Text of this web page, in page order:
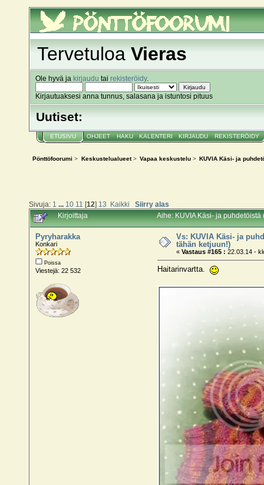
TervetuloaVieras
Ole hyvä ja kirjaudu tai rekisteröidy.
Kirjautuaksesi anna tunnus, salasana ja istuntosi pituus
Uutiset:
ETUSIVU OHJEET HAKU KALENTERI KIRJAUDU REKISTERÖIDY
Pönttöfoorumi > Keskustelualueet> Vapaa keskustelu> KUVIA Käsi- ja
Sivuja: 1 10 11 [12] 13 Kaikki Siirry alas
Kirjoittaja Aihe: KUVIA Käsi- ja
Pyryharakka
Konkari
Poissa
Viestejä: 22 532
Vs: KUVIA Käsi- ja
tähän ketjuun!)
«Vastaus #165 : 22.03.14 -
Haitarinvartta.